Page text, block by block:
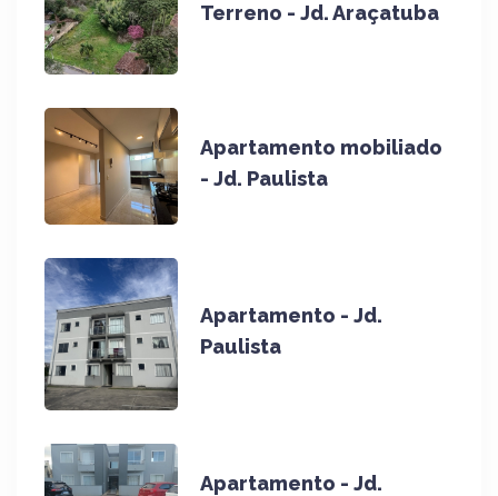
Terreno - Jd. Araçatuba
Apartamento mobiliado
- Jd. Paulista
Apartamento - Jd.
Paulista
Apartamento - Jd.